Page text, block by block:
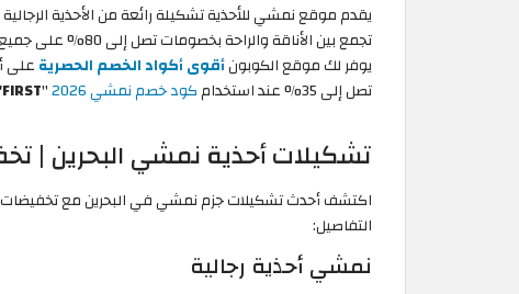
يقدم موقع نمشي للأحذية تشكيلة رائعة من الأحذية الرجالية
تجمع بين الأناقة
يوفر لك موقع الكوبونأقوى أكواد الخصم الحصريةعلى
تصل إلى 35% عند استخدام
كود خصم نمشي 2026 "
FIRST"
تشكيلات أحذية نمشي البحرين |
التفاصيل:
نمشي أحذية رجالية